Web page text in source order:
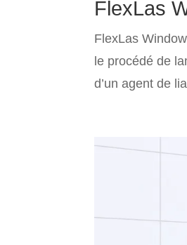
FlexLas
FlexLas
le procédé de
d’un agent de